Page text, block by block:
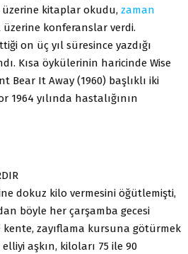
kitaplar okudu, zaman
üzerine konferanslar verdi.
on üç yıl süresince yazdığı
Kısa öykülerinin haricinde Wise
Bear It Away (1960) başlıklı iki
1964 yılında hastalığının
dokuz kilo vermesini öğütlemişti,
böyle her çarşamba gecesi
zayıflama kursuna götürmek
aşkın, kiloları 75 ile 90